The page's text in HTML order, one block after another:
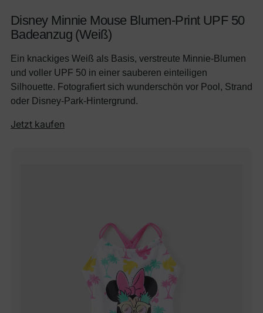
Disney Minnie Mouse Blumen-Print UPF 50
Badeanzug (Weiß)
Ein knackiges Weiß als Basis, verstreute Minnie-Blumen
und voller UPF 50 in einer sauberen einteiligen
Silhouette. Fotografiert sich wunderschön vor Pool, Strand
oder Disney-Park-Hintergrund.
Jetzt kaufen